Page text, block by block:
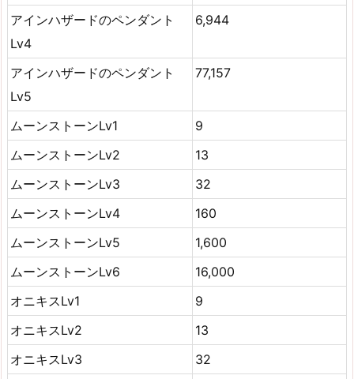
アインハザードのペンダント
Lv4
6,944
アインハザードのペンダント
Lv5
77,157
ムーンストーンLv1
9
ムーンストーンLv2
13
ムーンストーンLv3
32
ムーンストーンLv4
160
ムーンストーンLv5
1,600
ムーンストーンLv6
16,000
オニキスLv1
9
オニキスLv2
13
オニキスLv3
32